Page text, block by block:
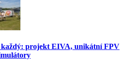
každý: projekt EIVA, unikátní FPV